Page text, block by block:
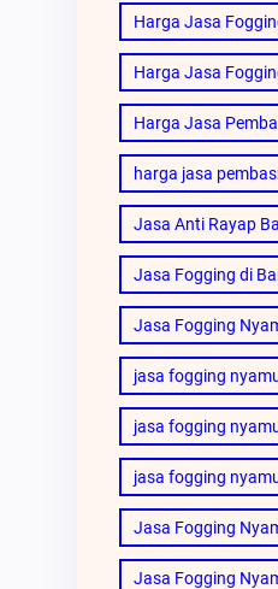
Harga Jasa
Harga Jasa
Harga Jasa
harga jasa
Jasa Anti Rayap
Jasa Fogging di
Jasa Fogging
jasa fogging
jasa fogging
jasa fogging
Jasa Fogging
Jasa Fogging